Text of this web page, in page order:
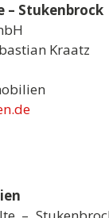
– Stukenbrock
Kraatz